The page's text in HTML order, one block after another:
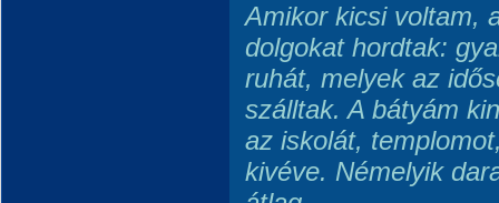
Amikor kicsi voltam,
dolgokat hordtak:
ruhát, melyek az
szálltak. A bátyám
az iskolát,
kivéve. Némelyik